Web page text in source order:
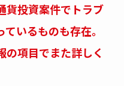
貨投資案件でトラブ
いるものも存在。
の項目でまた詳しく